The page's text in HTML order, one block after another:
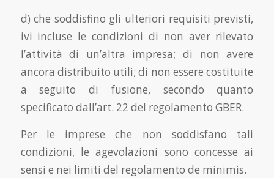
d) che soddisfino gli ulteriori requisiti previsti,
ivi incluse le condizioni di non aver rilevato
l’attività di un’altra impresa; di non avere
ancora distribuito utili; di non essere costituite
a seguito di fusione, secondo quanto
specificato dall’art. 22 del regolamento GBER.
Per le imprese che non soddisfano tali
condizioni, le agevolazioni sono concesse ai
sensi e nei limiti del regolamento de minimis.